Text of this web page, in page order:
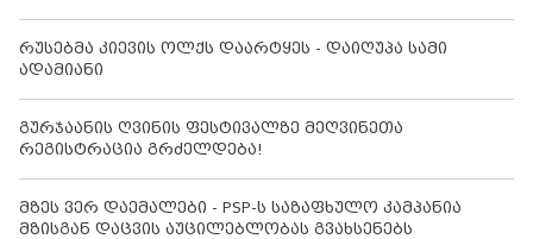
რუსებმა კიევის ოლქს დაარტყეს - დაიღუპა სამი
ადამიანი
გურჯაანის ღვინის ფესტივალზე მეღვინეთა
რეგისტრაცია გრძელდება!
მზეს ვერ დაემალები - PSP-ს საზაფხულო კამპანია
მზისგან დაცვის აუცილებლობას გვახსენებს